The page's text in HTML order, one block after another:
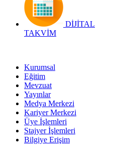
DİJİTAL
TAKVİM
Kurumsal
Eğitim
Mevzuat
Yayınlar
Medya Merkezi
Kariyer Merkezi
Üye İşlemleri
Stajyer İşlemleri
Bilgiye Erişim